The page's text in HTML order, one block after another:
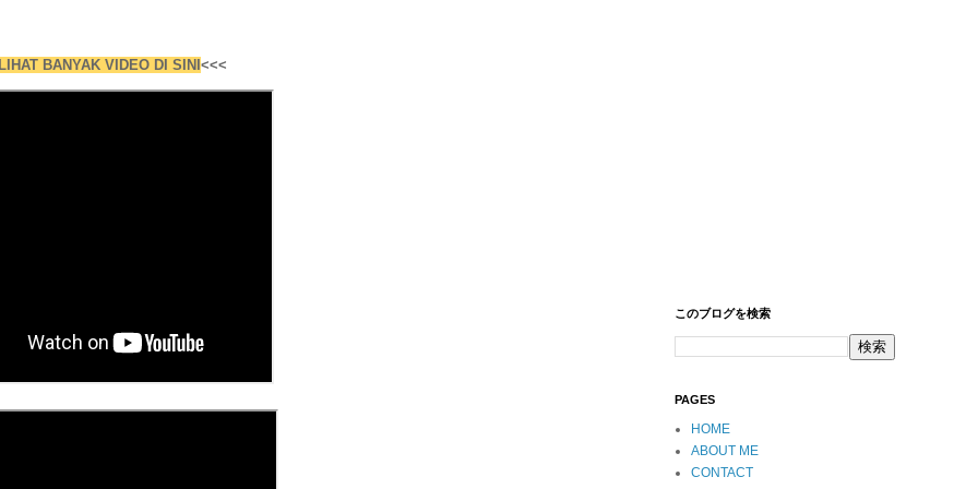
BANYAK VIDEO DI SINI <<<
このブログを検索
PAGES
HOME
ABOUT ME
CONTACT